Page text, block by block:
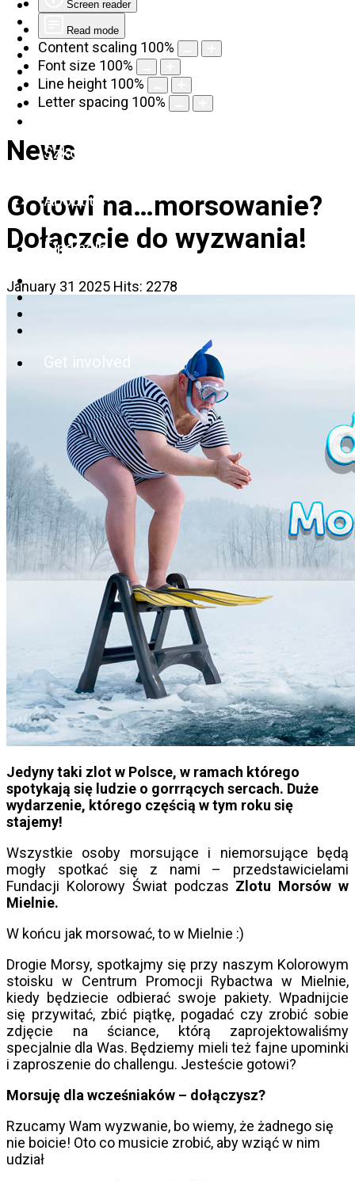
Screen reader
Read mode
Content scaling 100%
Font size 100%
Line height 100%
Letter spacing 100%
Szkolenia
About us
Find help
Get involved
News
Gotowi na…morsowanie?
Dołączcie do wyzwania!
January 31 2025 Hits: 2278
Jedyny taki zlot w Polsce, w ramach którego
spotykają się ludzie o gorrrących sercach. Duże
wydarzenie, którego częścią w tym roku się
stajemy!
Wszystkie osoby morsujące i niemorsujące będą
mogły spotkać się z nami – przedstawicielami
Fundacji Kolorowy Świat podczas Zlotu Morsów w
Mielnie.
W końcu jak morsować, to w Mielnie :)
Drogie Morsy, spotkajmy się przy naszym Kolorowym
stoisku w Centrum Promocji Rybactwa w Mielnie,
kiedy będziecie odbierać swoje pakiety. Wpadnijcie
się przywitać, zbić piątkę, pogadać czy zrobić sobie
zdjęcie na ściance, którą zaprojektowaliśmy
specjalnie dla Was. Będziemy mieli też fajne upominki
i zaproszenie do challengu. Jesteście gotowi?
Morsuję dla wcześniaków – dołączysz?
Rzucamy Wam wyzwanie, bo wiemy, że żadnego się
nie boicie! Oto co musicie zrobić, aby wziąć w nim
udział